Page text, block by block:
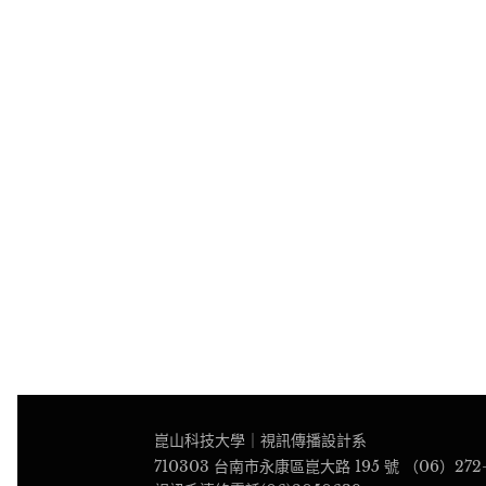
崑山科技大學｜視訊傳播設計系
710303 台南市永康區崑大路 195 號 （06）